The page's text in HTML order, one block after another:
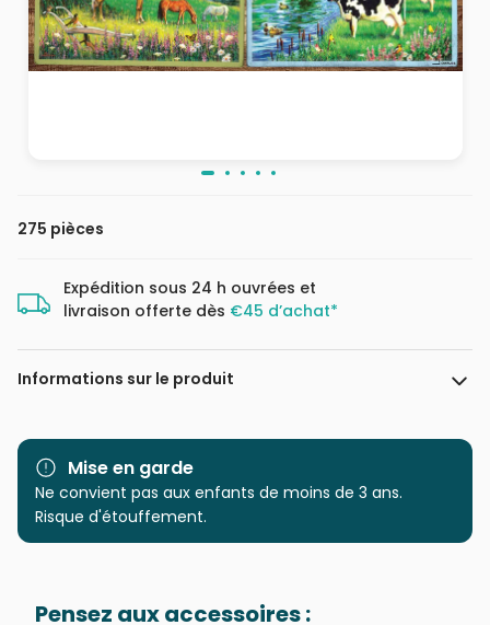
275 pièces
Expédition sous 24 h ouvrées et
livraison offerte dès €45 d’achat*
Informations sur le produit
Marque Cobble Hill
Catégorie
Puzzles - Animaux de la
Mise en garde
Ne convient pas aux enfants de moins de 3 ans.
Risque d'étouffement.
Pensez aux accessoires :